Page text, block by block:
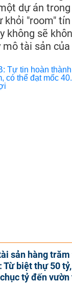
dự án
"room"
không sẽ
tài sản của
sản hàng
Từ biệt thự 50
tỷ đến